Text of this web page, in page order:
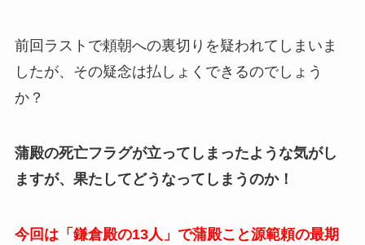
前回ラストで頼朝への裏切りを疑われてしまいま
したが、その疑念は払しょくできるのでしょう
か？
蒲殿の死亡フラグが立ってしまったような気がし
ますが、果たしてどうなってしまうのか！
今回は「鎌倉殿の13人」で蒲殿こと源範頼の最期